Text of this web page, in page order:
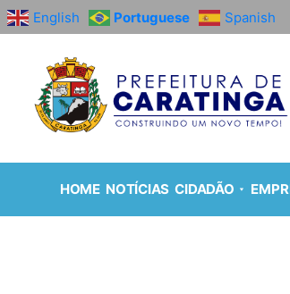
English Portuguese Spanish
HOME NOTÍCIAS CIDADÃO